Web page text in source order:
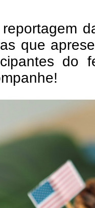
que
do